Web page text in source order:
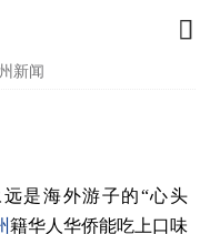

新闻
是海外游子的“心头
籍华人华侨能吃上口味